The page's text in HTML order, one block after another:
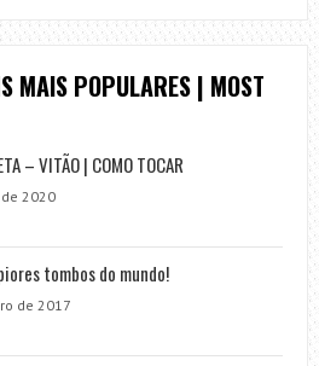
MAIS POPULARES | MOST
– VITÃO | COMO TOCAR
2020
tombos do mundo!
de 2017